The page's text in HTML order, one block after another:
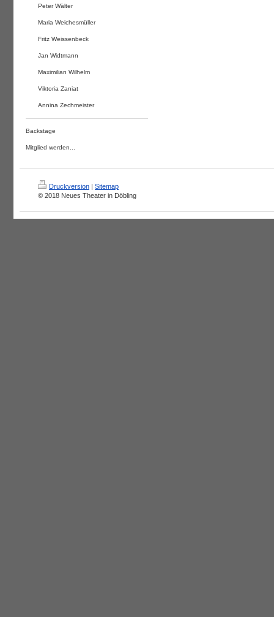
Peter Wälter
Maria Weichesmüller
Fritz Weissenbeck
Jan Widtmann
Maximilian Wilhelm
Viktoria Zaniat
Annina Zechmeister
Backstage
Mitglied werden...
Druckversion | Sitemap
© 2018 Neues Theater in Döbling